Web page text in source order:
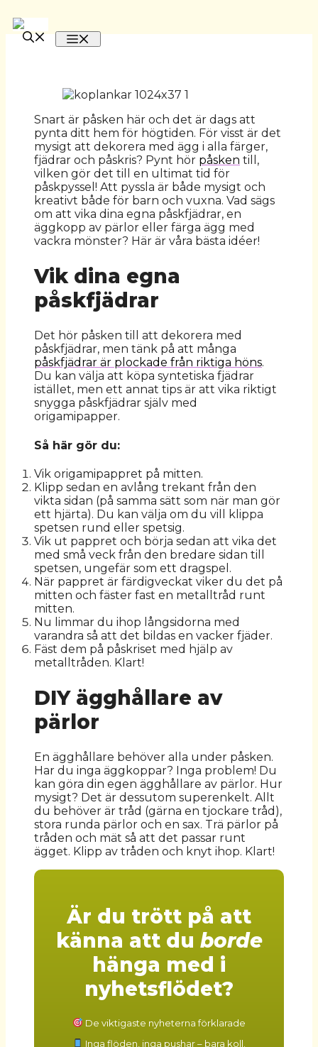
till
innehåll
MENY
Snart är påsken här och det är dags att
pynta ditt hem för högtiden. För visst är det
mysigt att dekorera med ägg i alla färger,
fjädrar och påskris? Pynt hör påsken till,
vilken gör det till en ultimat tid för
påskpyssel! Att pyssla är både mysigt och
kreativt både för barn och vuxna. Vad sägs
om att vika dina egna påskfjädrar, en
äggkopp av pärlor eller färga ägg med
vackra mönster? Här är våra bästa idéer!
Vik dina egna
påskfjädrar
Det hör påsken till att dekorera med
påskfjädrar, men tänk på att många
påskfjädrar är plockade från riktiga höns.
Du kan välja att köpa syntetiska fjädrar
istället, men ett annat tips är att vika riktigt
snygga påskfjädrar själv med
origamipapper.
Så här gör du:
Vik origamipappret på mitten.
Klipp sedan en avlång trekant från den
vikta sidan (på samma sätt som när man gör
ett hjärta). Du kan välja om du vill klippa
spetsen rund eller spetsig.
Vik ut pappret och börja sedan att vika det
med små veck från den bredare sidan till
spetsen, ungefär som ett dragspel.
När pappret är färdigveckat viker du det på
mitten och fäster fast en metalltråd runt
mitten.
Nu limmar du ihop långsidorna med
varandra så att det bildas en vacker fjäder.
Fäst dem på påskriset med hjälp av
metalltråden. Klart!
DIY ägghållare av
pärlor
En ägghållare behöver alla under påsken.
Har du inga äggkoppar? Inga problem! Du
kan göra din egen ägghållare av pärlor. Hur
mysigt? Det är dessutom superenkelt. Allt
du behöver är tråd (gärna en tjockare tråd),
stora runda pärlor och en sax. Trä pärlor på
tråden och mät så att det passar runt
ägget. Klipp av tråden och knyt ihop. Klart!
Är du trött på att
känna att du borde
hänga med i
nyhetsflödet?
De viktigaste nyheterna förklarade
Inga flöden, inga pushar – bara koll.